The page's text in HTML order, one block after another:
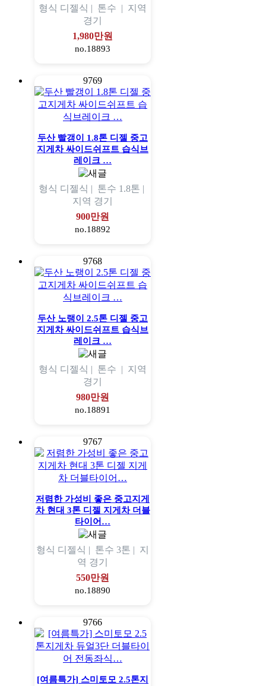
형식 디젤식 | 톤수 | 지역
경기
1,980만원
no.18893
9769
두산 빨갱이 1.8톤 디젤 중고
지게차 싸이드쉬프트 습식브
레이크 …
형식 디젤식 | 톤수 1.8톤 |
지역 경기
900만원
no.18892
9768
두산 노랭이 2.5톤 디젤 중고
지게차 싸이드쉬프트 습식브
레이크 …
형식 디젤식 | 톤수 | 지역
경기
980만원
no.18891
9767
저렴한 가성비 좋은 중고지게
차 현대 3톤 디젤 지게차 더블
타이어…
형식 디젤식 | 톤수 3톤 | 지
역 경기
550만원
no.18890
9766
[여름특가] 스미토모 2.5톤지